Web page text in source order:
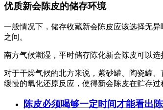
优质新会陈皮的储存环境
一般情况下，储存收藏新会陈皮应该选择无
之间。
南方气候潮湿，平时储存陈化新会陈皮可以
对于干燥气候的北方来说，紫砂罐、陶瓷罐
缓慢的氧化还原反应，使得新会陈皮在贮存过
陈皮必须喝够一定时间才能看出